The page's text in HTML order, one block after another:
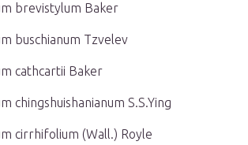
brevistylum Baker
buschianum Tzvelev
cathcartii Baker
chingshuishanianum S.S.Ying
cirrhifolium (Wall.) Royle